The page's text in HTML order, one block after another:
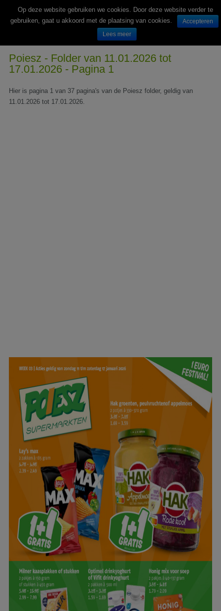
Wekelijks nieuwe folders van Nederlandse supermarkten en winkels
Poiesz - Folder van 11.01.2026 tot
17.01.2026 - Pagina 1
Hier is pagina 1 van 37 pagina's van de Poiesz folder, geldig van
11.01.2026 tot 17.01.2026.
Op deze website gebruiken we cookies. Door deze website verder te
gebruiken, gaat u akkoord met de plaatsing van cookies.
Accepteren
Lees meer